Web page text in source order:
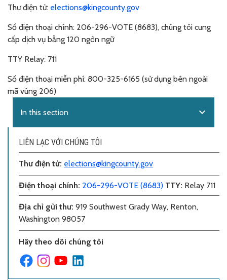
Thư điện tử: elections@kingcounty.gov
Số điện thoại chính: 206-296-VOTE (8683), chúng tôi cung
cấp dịch vụ bằng 120 ngôn ngữ
TTY Relay: 711
Số điện thoại miễn phí: 800-325-6165 (sử dụng bên ngoài
mã vùng 206)
In this section expand_more
LIÊN LẠC VỚI CHÚNG TÔI
Thư điện tử: elections@kingcounty.gov
Điện thoại chính: 206-296-VOTE (8683) TTY: Relay 711
Địa chỉ gửi thư: 919 Southwest Grady Way, Renton,
Washington 98057
Hãy theo dõi chúng tôi